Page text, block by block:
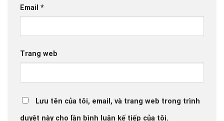
Email *
Trang web
Lưu tên của tôi, email, và trang web trong trình
duyệt này cho lần bình luận kế tiếp của tôi.